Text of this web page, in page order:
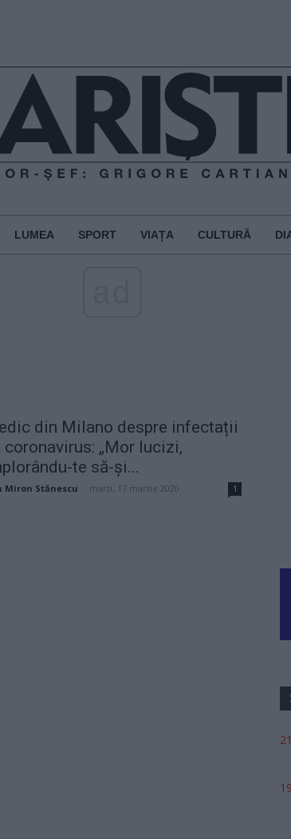
LUMEA SPORT VIAȚA CULTURĂ
din Milano despre infectații
coronavirus: „Mor lucizi,
te să-şi...
Miron Stănescu marți, 17 martie 2020 1